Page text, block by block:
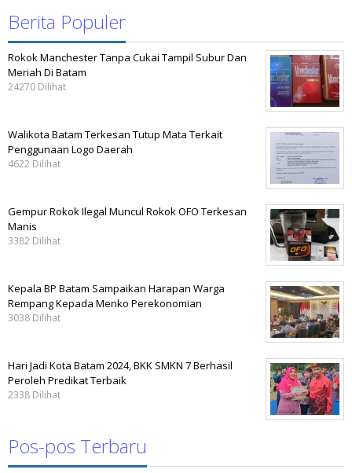
Berita Populer
Rokok Manchester Tanpa Cukai Tampil Subur Dan
Meriah Di Batam
24270 Dilihat
Walikota Batam Terkesan Tutup Mata Terkait
Penggunaan Logo Daerah
4622 Dilihat
Gempur Rokok Ilegal Muncul Rokok OFO Terkesan
Manis
3382 Dilihat
Kepala BP Batam Sampaikan Harapan Warga
Rempang Kepada Menko Perekonomian
3038 Dilihat
Hari Jadi Kota Batam 2024, BKK SMKN 7 Berhasil
Peroleh Predikat Terbaik
2338 Dilihat
Pos-pos Terbaru